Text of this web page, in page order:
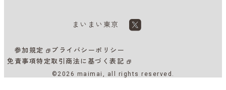
まいまい東京
参加規定
プライバシーポリシー
免責事項特定取引商法に基づく表記
©2026 maimai, all rights reserved.